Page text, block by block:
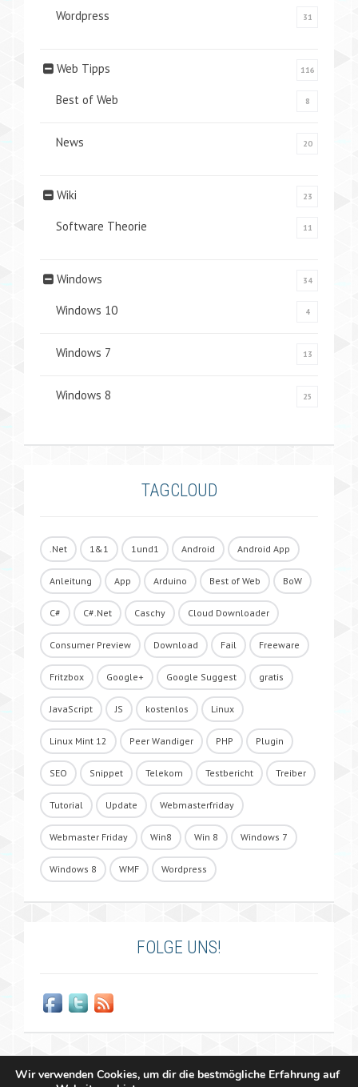
Wordpress 31
Web Tipps 116
Best of Web 8
News 20
Wiki 23
Software Theorie 11
Windows 34
Windows 10 4
Windows 7 13
Windows 8 25
TAGCLOUD
.Net 1&1 1und1 Android Android App
Anleitung App Arduino Best of Web BoW
C# C#.Net Caschy Cloud Downloader
Consumer Preview Download Fail Freeware
Fritzbox Google+ Google Suggest gratis
JavaScript JS kostenlos Linux
Linux Mint 12 Peer Wandiger PHP Plugin
SEO Snippet Telekom Testbericht Treiber
Tutorial Update Webmasterfriday
Webmaster Friday Win8 Win 8 Windows 7
Windows 8 WMF Wordpress
FOLGE UNS!
Wir verwenden Cookies, um dir die bestmögliche Erfahrung auf